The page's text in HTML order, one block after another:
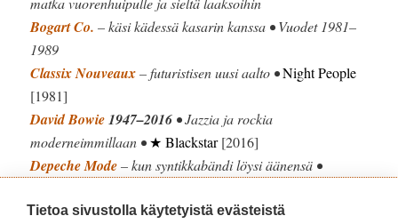
Bogart Co. – käsi kädessä kasarin kanssa • Vuodet 1981–
1989
Classix Nouveaux– futuristisen uusi aalto •Night People
[1981]
David Bowie1947–2016 • Jazzia ja rockia
moderneimmillaan •★ Blackstar[2016]
Depeche Mode– kun syntikkabändi löysi äänensä •
Duran Duran– tie tähtien joukkoon •Rio[1982]
Tietoa sivustolla käytetyistä evästeistä